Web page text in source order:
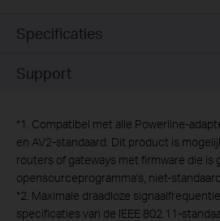
Specificaties
Support
*1. Compatibel met alle Powerline-
en AV2-standaard. Dit product is
routers of gateways met firmware die is
opensourceprogramma's, niet-
*2. Maximale draadloze
specificaties van de IEEE 802.11-